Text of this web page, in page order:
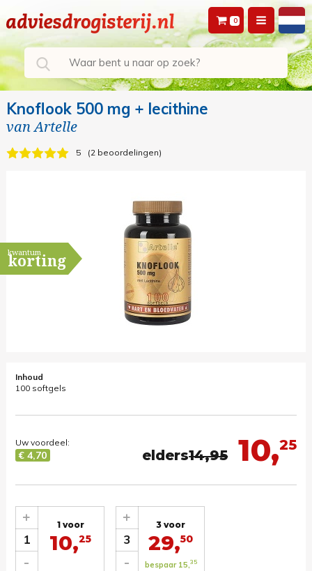
0
Knoflook 500 mg + lecithine
vanArtelle
5 2 beoordelingen
kwantum
korting
Inhoud
100 softgels
10,25
elders14,95
Uw voordeel:
€ 4,70
1
-
+ 1 voor
10,25 3
-
+ 3 voor
29,50
bespaar 15,35